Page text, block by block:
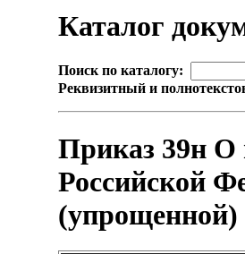
Каталог
Поиск по каталогу:
Реквизитный и
Приказ 39н О
Российской
(упрощенной)